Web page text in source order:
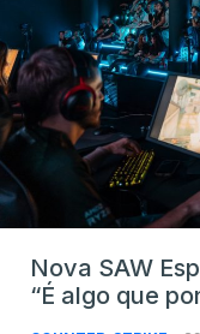
Nova SAW
“É algo que